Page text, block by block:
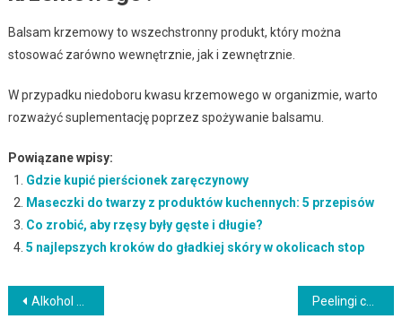
Balsam krzemowy to wszechstronny produkt, który można
stosować zarówno wewnętrznie, jak i zewnętrznie.
W przypadku niedoboru kwasu krzemowego w organizmie, warto
rozważyć suplementację poprzez spożywanie balsamu.
Powiązane wpisy:
Gdzie kupić pierścionek zaręczynowy
Maseczki do twarzy z produktów kuchennych: 5 przepisów
Co zrobić, aby rzęsy były gęste i długie?
5 najlepszych kroków do gładkiej skóry w okolicach stop
Nawigacja
Alkohol cetylowy w kosmetykach – właściwości i korzyści dla skóry Peelingi chemiczne: efekty, rodzaje i pielęgnacja po zabiegu